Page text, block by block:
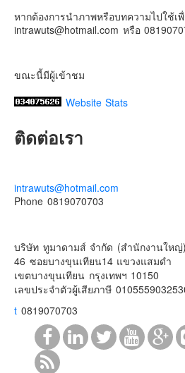
Photo
View on Facebook · Share
หากต้องการนำภาพหรือบทความไปใช้
intrawuts@hotmail.com หรือ
ขณะนี้มีผู้เข้าชม
Website Stats
ติดต่อเรา
intrawuts@hotmail.com
Phone 0819070703
บริษัท ทูมาดามส์ จำกัด (สำนักงานใหญ่)
46 ซอยบางขุนเทียน14 แขวงแสมดำ
เขตบางขุนเทียน กรุงเทพฯ 10150
เลขประจําตัวผู้เสียภาษี
t 0819070703